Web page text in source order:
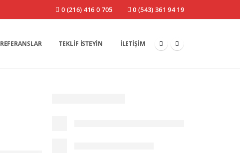
0 (216) 416 0 705 0 (543) 361 94 19
REFERANSLAR TEKLIF İSTEYIN İLETIŞIM